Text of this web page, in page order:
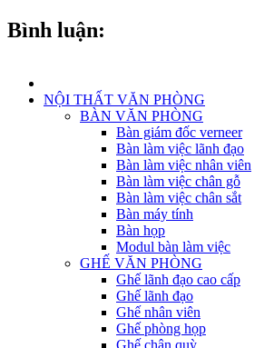
Bình luận:
NỘI THẤT VĂN PHÒNG
BÀN VĂN PHÒNG
Bàn giám đốc verneer
Bàn làm việc lãnh đạo
Bàn làm việc nhân viên
Bàn làm việc chân gỗ
Bàn làm việc chân sắt
Bàn máy tính
Bàn họp
Modul bàn làm việc
GHẾ VĂN PHÒNG
Ghế lãnh đạo cao cấp
Ghế lãnh đạo
Ghế nhân viên
Ghế phòng họp
Ghế chân quỳ